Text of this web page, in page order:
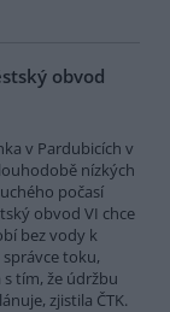
obvod
v Pardubicích v
nízkých
počasí
obvod VI chce
bez vody k
toku,
tím, že údržbu
zjistila ČTK.